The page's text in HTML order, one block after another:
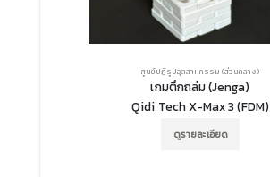
ศูนย์ปฏิรูปอุตสาหกรรม (ส่วนกลาง)
เกมตึกถล่ม (Jenga)
Qidi Tech X-Max 3 (FDM)
ดูรายละเอียด